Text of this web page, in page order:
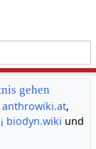
gehen
anthrowiki.at,
biodyn.wiki und